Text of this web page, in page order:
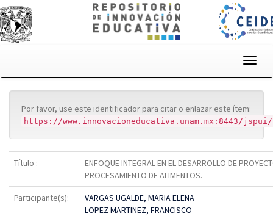
Por favor, use este identificador para citar o enlazar este ítem:
https://www.innovacioneducativa.unam.mx:8443/jspui/
Título :
ENFOQUE INTEGRAL EN EL DESARROLLO DE
PROCESAMIENTO DE ALIMENTOS.
Participante(s):
VARGAS UGALDE, MARIA ELENA
LOPEZ MARTINEZ, FRANCISCO